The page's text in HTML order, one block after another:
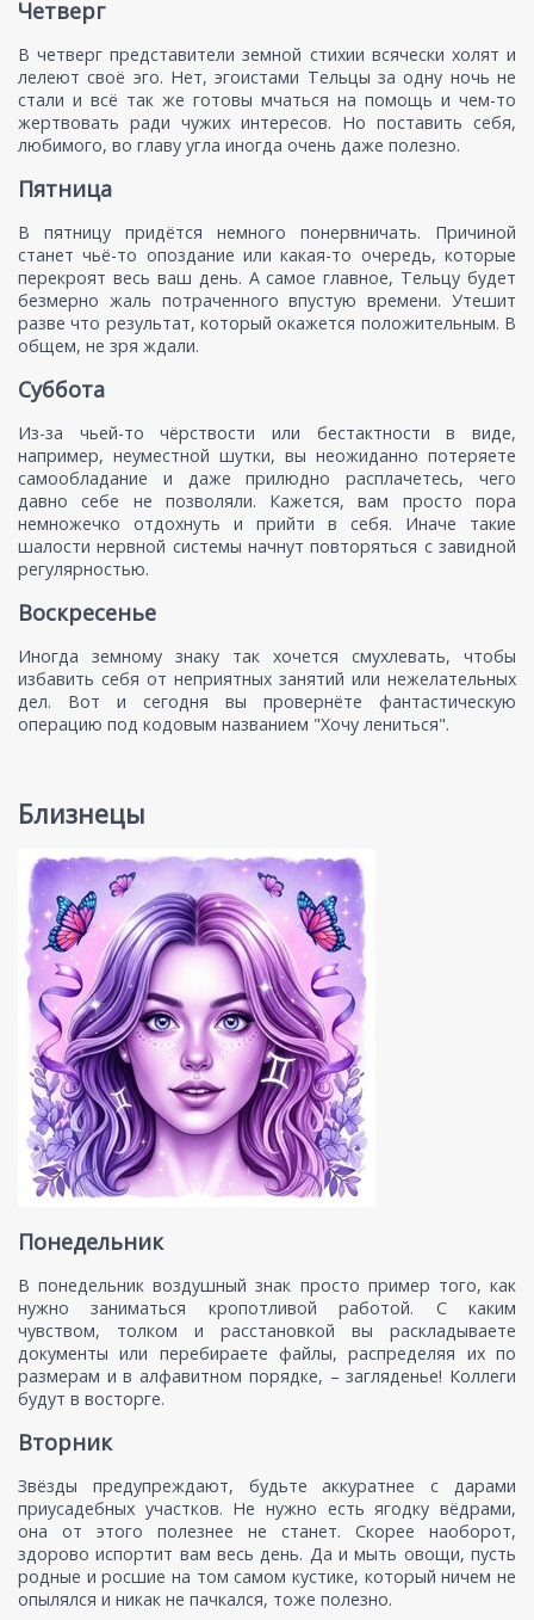
Четверг
В четверг представители земной стихии всячески холят и
лелеют своё эго. Нет, эгоистами Тельцы за одну ночь не
стали и всё так же готовы мчаться на помощь и чем-то
жертвовать ради чужих интересов. Но поставить себя,
любимого, во главу угла иногда очень даже полезно.
Пятница
В пятницу придётся немного понервничать. Причиной
станет чьё-то опоздание или какая-то очередь, которые
перекроят весь ваш день. А самое главное, Тельцу будет
безмерно жаль потраченного впустую времени. Утешит
разве что результат, который окажется положительным. В
общем, не зря ждали.
Суббота
Из-за чьей-то чёрствости или бестактности в виде,
например, неуместной шутки, вы неожиданно потеряете
самообладание и даже прилюдно расплачетесь, чего
давно себе не позволяли. Кажется, вам просто пора
немножечко отдохнуть и прийти в себя. Иначе такие
шалости нервной системы начнут повторяться с завидной
регулярностью.
Воскресенье
Иногда земному знаку так хочется смухлевать, чтобы
избавить себя от неприятных занятий или нежелательных
дел. Вот и сегодня вы провернёте фантастическую
операцию под кодовым названием "Хочу лениться".
Близнецы
Понедельник
В понедельник воздушный знак просто пример того, как
нужно заниматься кропотливой работой. С каким
чувством, толком и расстановкой вы раскладываете
документы или перебираете файлы, распределяя их по
размерам и в алфавитном порядке, – загляденье! Коллеги
будут в восторге.
Вторник
Звёзды предупреждают, будьте аккуратнее с дарами
приусадебных участков. Не нужно есть ягодку вёдрами,
она от этого полезнее не станет. Скорее наоборот,
здорово испортит вам весь день. Да и мыть овощи, пусть
родные и росшие на том самом кустике, который ничем не
опылялся и никак не пачкался, тоже полезно.